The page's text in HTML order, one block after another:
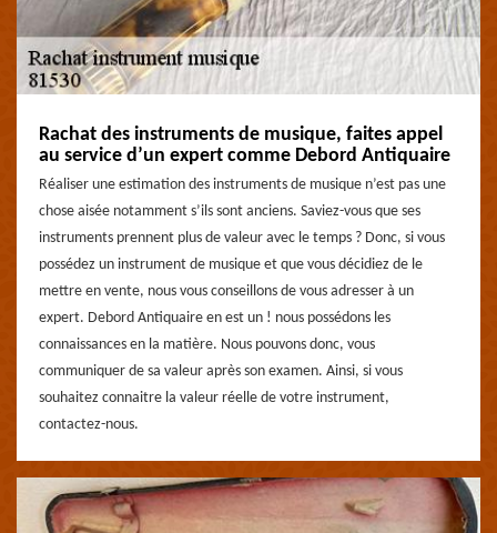
Rachat des instruments de musique, faites appel
au service d’un expert comme Debord Antiquaire
Réaliser une estimation des instruments de musique n’est pas une
chose aisée notamment s’ils sont anciens. Saviez-vous que ses
instruments prennent plus de valeur avec le temps ? Donc, si vous
possédez un instrument de musique et que vous décidiez de le
mettre en vente, nous vous conseillons de vous adresser à un
expert. Debord Antiquaire en est un ! nous possédons les
connaissances en la matière. Nous pouvons donc, vous
communiquer de sa valeur après son examen. Ainsi, si vous
souhaitez connaitre la valeur réelle de votre instrument,
contactez-nous.